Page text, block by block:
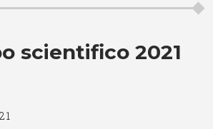
scientifico 2021